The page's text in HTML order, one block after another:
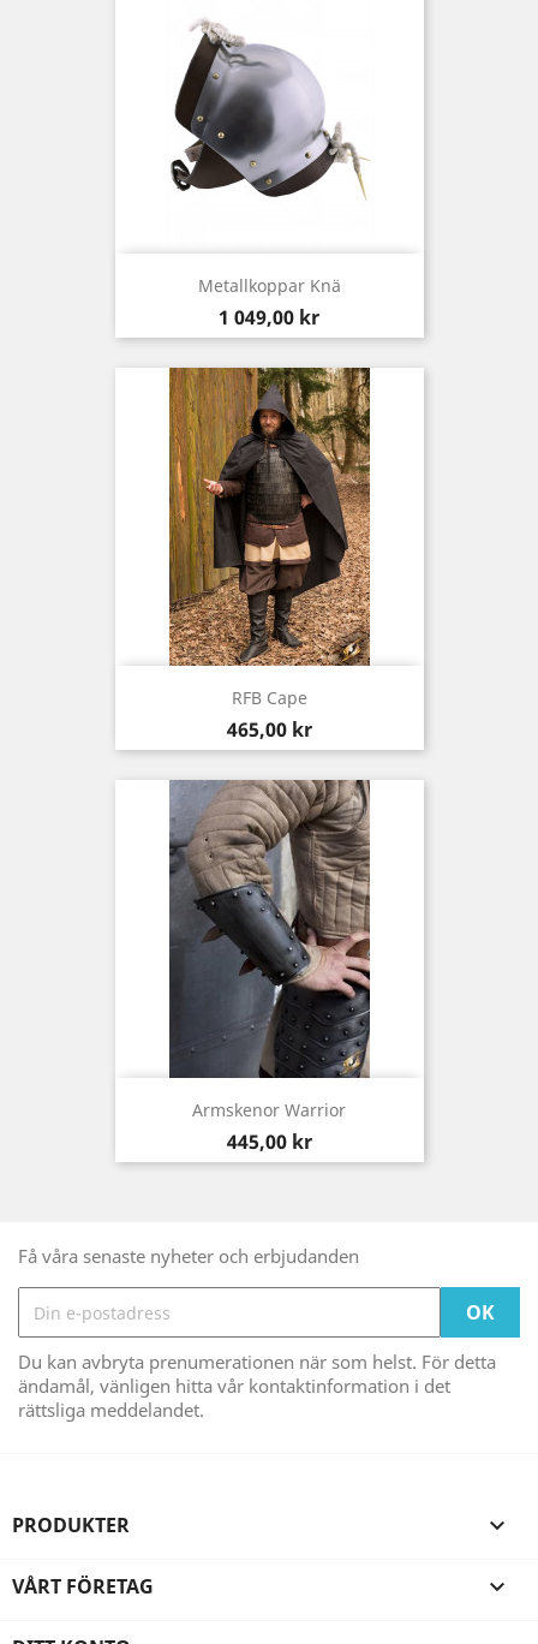
Metallkoppar Knä
Pris
1 049,00 kr
RFB Cape
Pris
465,00 kr
Armskenor Warrior
Pris
445,00 kr
Få våra senaste nyheter och erbjudanden
Du kan avbryta prenumerationen när som helst. För detta
ändamål, vänligen hitta vår kontaktinformation i det
rättsliga meddelandet.
PRODUKTER 
VÅRT FÖRETAG 